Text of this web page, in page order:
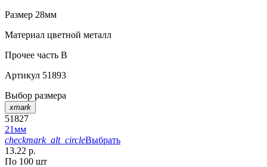
Размер 28мм
Материал цветной металл
Прочее часть B
Артикул 51893
Выбор размера
xmark
51827
21мм
checkmark_alt_circleВыбрать
13.22 р.
По 100 шт